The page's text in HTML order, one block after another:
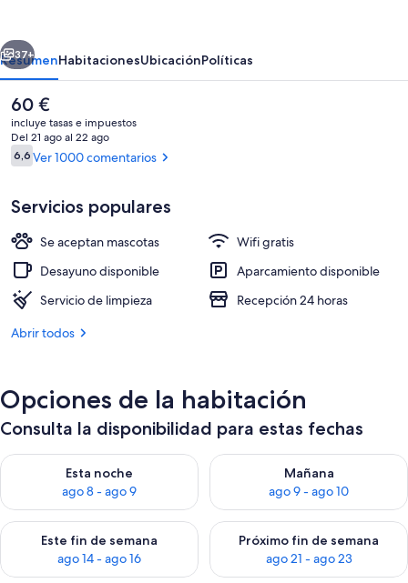
de
Montmartre
Fachada del alojamiento
Siguiente
37+
ResumenHabitacionesUbicaciónPolíticas
El
precio
actual
es
de
60 €
incluye tasas e impuestos
Del 21 ago al 22 ago
Comentarios
6,66,6 de 10
Ver 1000 comentarios
Servicios populares
Se aceptan mascotas
Wifi gratis
Desayuno disponible
Aparcamiento disponible
Servicio de limpieza
Recepción 24 horas
Abrir todos
Opciones de la habitación
Consulta la disponibilidad para estas fechas
Esta noche
ago 8 - ago 9
Consulta la disponibilidad para esta noche, ago 8 - ago 9
Mañana
ago 9 - ago 10
Consulta la disponibilidad
Este fin de semana
ago 14 - ago 16
Consulta la disponibilidad para este fin de semana, ago 14 -
Próximo fin de semana
ago 21 - ago 23
Consulta la disponibilidad